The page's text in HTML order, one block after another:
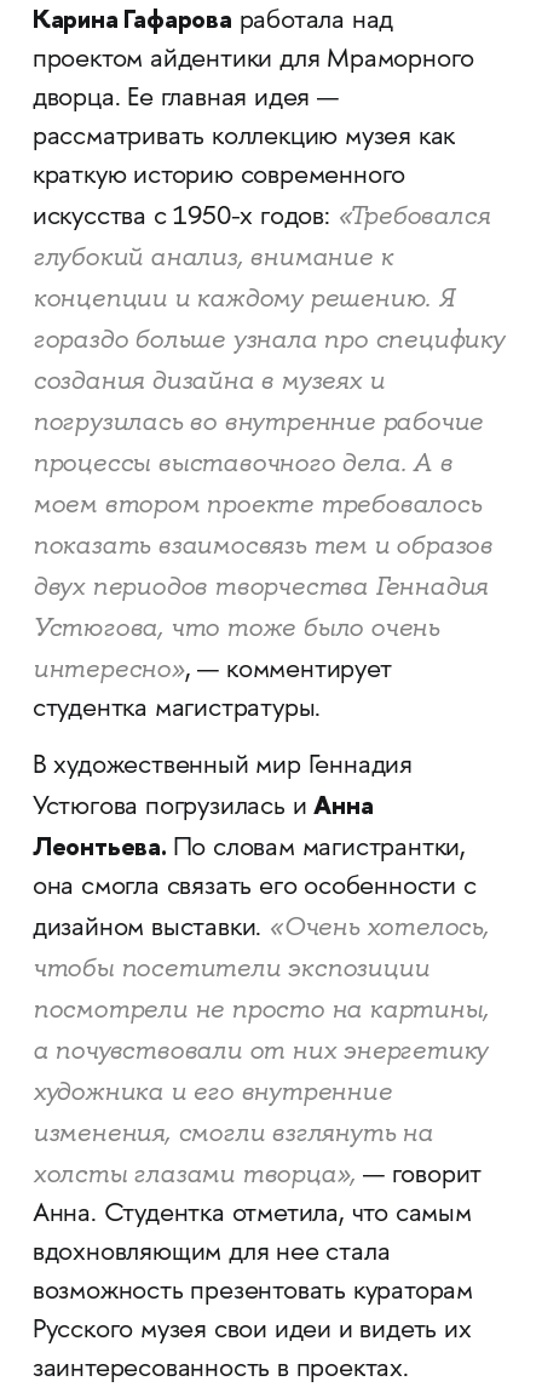
Карина Гафарова работала над
проектом айдентики для Мраморного
дворца. Ее главная идея —
рассматривать коллекцию музея как
краткую историю современного
искусства с 1950-х годов: «Требовался
глубокий анализ, внимание к
концепции и каждому решению. Я
гораздо больше узнала про специфику
создания дизайна в музеях и
погрузилась во внутренние рабочие
процессы выставочного дела. А в
моем втором проекте требовалось
показать взаимосвязь тем и образов
двух периодов творчества Геннадия
Устюгова, что тоже было очень
интересно», — комментирует
студентка магистратуры.
В художественный мир Геннадия
Устюгова погрузилась иАнна
Леонтьева. По словам магистрантки,
она смогла связать его особенности с
дизайном выставки. «Очень хотелось,
чтобы посетители экспозиции
посмотрели не просто на картины,
а почувствовали от них энергетику
художника и его внутренние
изменения, смогли взглянуть на
холсты глазами творца», — говорит
Анна. Студентка отметила, что самым
вдохновляющим для нее стала
возможность презентовать кураторам
Русского музея свои идеи и видеть их
заинтересованность в проектах.